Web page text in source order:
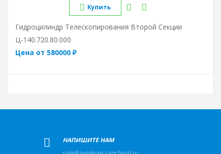
Купить
Гидроцилиндр Телескопирования Второй Секции
Ц-140.720.80.000
Цена от 580000 ₽
НАПИШИТЕ НАМ